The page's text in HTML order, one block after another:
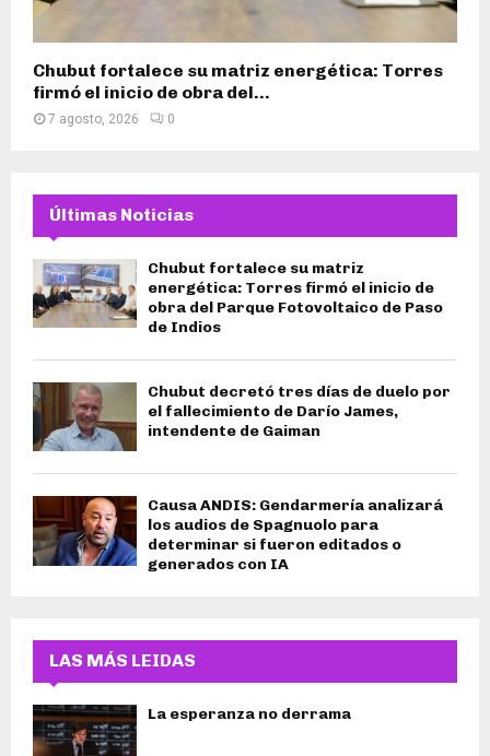
Chubut fortalece su matriz energética: Torres
firmó el inicio de obra del...
7 agosto, 2026 0
Últimas Noticias
Chubut fortalece su matriz
energética: Torres firmó el inicio de
obra del Parque Fotovoltaico de Paso
de Indios
Chubut decretó tres días de duelo por
el fallecimiento de Darío James,
intendente de Gaiman
Causa ANDIS: Gendarmería analizará
los audios de Spagnuolo para
determinar si fueron editados o
generados con IA
LAS MÁS LEIDAS
La esperanza no derrama